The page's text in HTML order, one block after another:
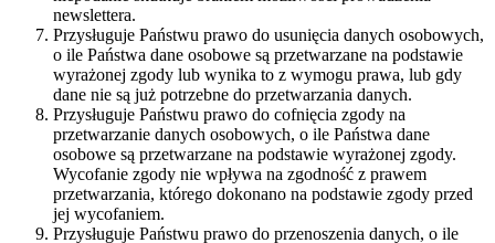
newslettera.
Przysługuje Państwu prawo do usunięcia danych osobowych,
o ile Państwa dane osobowe są przetwarzane na podstawie
wyrażonej zgody lub wynika to z wymogu prawa, lub gdy
dane nie są już potrzebne do przetwarzania danych.
Przysługuje Państwu prawo do cofnięcia zgody na
przetwarzanie danych osobowych, o ile Państwa dane
osobowe są przetwarzane na podstawie wyrażonej zgody.
Wycofanie zgody nie wpływa na zgodność z prawem
przetwarzania, którego dokonano na podstawie zgody przed
jej wycofaniem.
Przysługuje Państwu prawo do przenoszenia danych, o ile